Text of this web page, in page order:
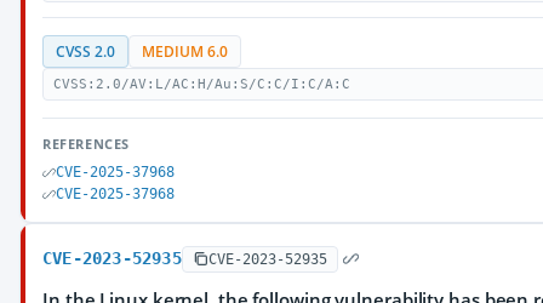
CVSS 2.0 MEDIUM 6.0
CVSS:2.0/AV:L/AC:H/Au:S/C:C/I:C/A:C
REFERENCES
CVE-2025-37968
CVE-2025-37968
CVE-2023-52935 CVE-2023-52935